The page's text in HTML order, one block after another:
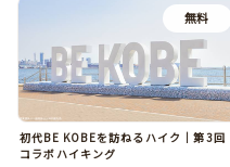
初代BE KOBEを訪ねるハイク｜第3回
コラボハイキング
無料